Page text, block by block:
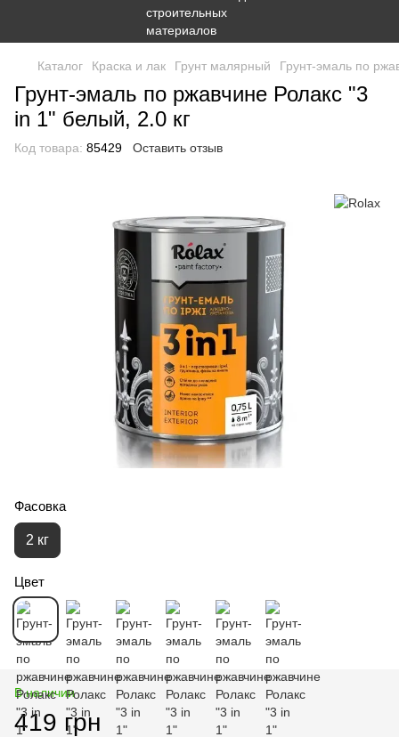
Каталог Краска и лак Грунт малярный Грунт-эмаль по
Грунт-эмаль по ржавчине Ролакс "3
in 1" белый, 2.0 кг
Код товара: 85429 Оставить отзыв
Фасовка
2 кг
Цвет
В наличии
419 грн